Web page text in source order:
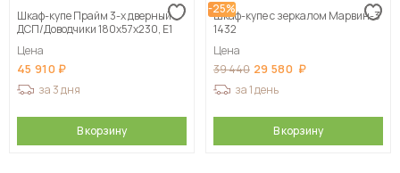
Шкаф-купе Прайм 3-х дверный
ДСП/Доводчики 180х57х230, Е1
Цена
45 910
за 3 дня
В корзину
-25%
Шкаф-купе с зеркалом Марвин-3
1432
Цена
39 440 29 580
за 1 день
В корзину